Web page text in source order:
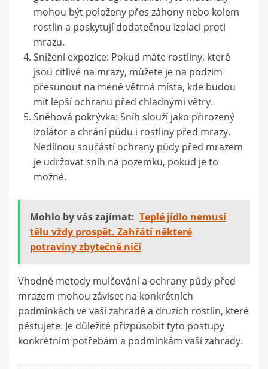
mohou být položeny přes záhony nebo kolem
rostlin a poskytují dodatečnou izolaci proti
mrazu.
Snížení expozice: Pokud máte rostliny, které
jsou citlivé na mrazy, můžete je na podzim
přesunout na méně větrná místa, kde budou
mít lepší ochranu před chladnými větry.
Sněhová pokrývka: Sníh slouží jako přirozený
izolátor a chrání půdu i rostliny před mrazy.
Nedílnou součástí ochrany půdy před mrazem
je udržovat sníh na pozemku, pokud je to
možné.
Mohlo by vás zajímat: Teplé jídlo nemusí
tělu vždy prospět. Zahřátí některé
potraviny zbytečně ničí
Vhodné metody mulčování a ochrany půdy před
mrazem mohou záviset na konkrétních
podmínkách ve vaší zahradě a druzích rostlin, které
pěstujete. Je důležité přizpůsobit tyto postupy
konkrétním potřebám a podmínkám vaší zahrady.